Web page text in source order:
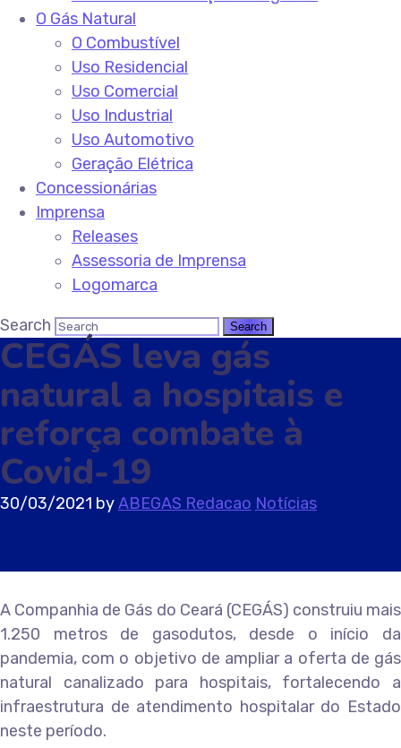
O Gás Natural
O Combustível
Uso Residencial
Uso Comercial
Uso Industrial
Uso Automotivo
Geração Elétrica
Concessionárias
Imprensa
Releases
Assessoria de Imprensa
Logomarca
Search
CEGÁS leva gás
natural a hospitais e
reforça combate à
Covid-19
30/03/2021 byABEGAS Redacao Notícias
A Companhia de Gás do Ceará (CEGÁS) construiu mais
1.250 metros de gasodutos, desde o início da
pandemia, com o objetivo de ampliar a oferta de gás
natural canalizado para hospitais, fortalecendo a
infraestrutura de atendimento hospitalar do Estado
neste período.